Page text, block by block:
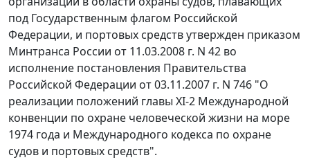
под Государственным флагом Российской
Федерации, и портовых средств утвержден приказом
Минтранса России от 11.03.2008 г. N 42 во
исполнение постановления Правительства
Российской Федерации от 03.11.2007 г. N 746 "О
реализации положений главы XI-2 Международной
конвенции по охране человеческой жизни на море
1974 года и Международного кодекса по охране
судов и портовых средств".